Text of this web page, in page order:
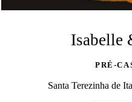
Isabelle
PRÉ-
Santa Terezinha de